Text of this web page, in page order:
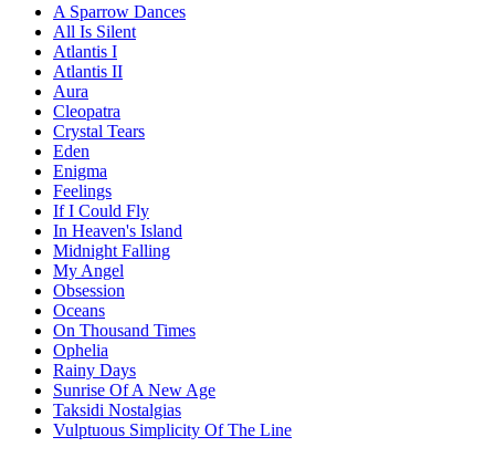
A Sparrow Dances
All Is Silent
Atlantis I
Atlantis II
Aura
Cleopatra
Crystal Tears
Eden
Enigma
Feelings
If I Could Fly
In Heaven's Island
Midnight Falling
My Angel
Obsession
Oceans
On Thousand Times
Ophelia
Rainy Days
Sunrise Of A New Age
Taksidi Nostalgias
Vulptuous Simplicity Of The Line